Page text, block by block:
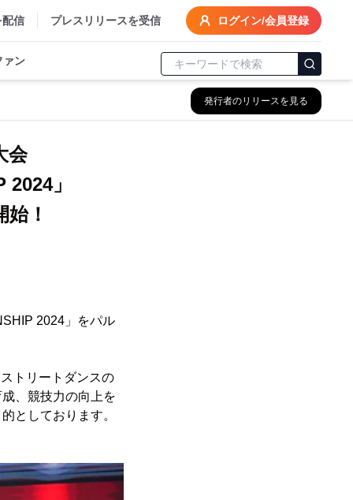
配信 プレスリリースを受信 ログイン/会員登録
ァン
発行者のリリースを見る
会
」
！
2024」をパル
トリートダンスの
、競技力の向上を
としております。